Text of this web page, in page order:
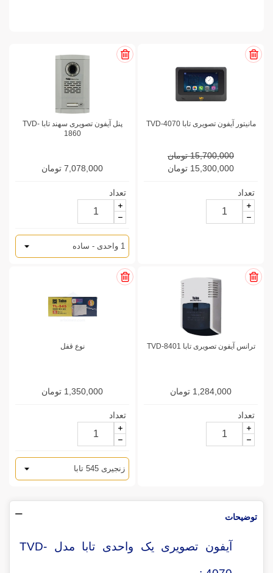
مانیتور آیفون تصویری تابا TVD-4070
15,700,000 تومان
15,300,000 تومان
تعداد
پنل آیفون تصویری سهند تابا TVD-
1860
7,078,000 تومان
تعداد
ترانس آیفون تصویری تابا TVD-8401
1,284,000 تومان
تعداد
نوع قفل
1,350,000 تومان
تعداد
توضیحات
آیفون تصویری یک واحدی تابا مدل TVD-